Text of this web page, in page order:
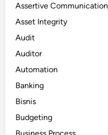
Assertive Communication
Asset Integrity
Audit
Auditor
Automation
Banking
Bisnis
Budgeting